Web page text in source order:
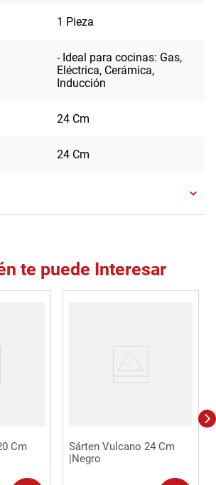
1 Pieza
- Ideal para cocinas: Gas,
Eléctrica, Cerámica,
Inducción
24 Cm
24 Cm
te puede Interesar
Cm
Sárten Vulcano 24 Cm
|Negro